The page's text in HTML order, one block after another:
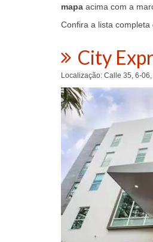
mapa acima com a
Confira a lista completa
City
Localização: Calle 35, 6-